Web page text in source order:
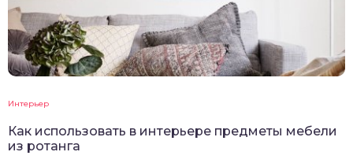
Интерьер
Как использовать в интерьере предметы мебели
из ротанга